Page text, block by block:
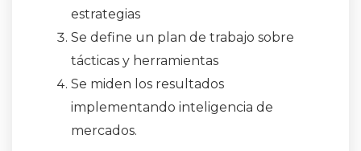
estrategias
Se define un plan de trabajo sobre
tácticas y herramientas
Se miden los resultados
implementando inteligencia de
mercados.